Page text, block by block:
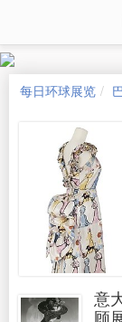
每日环球展览
意
顾